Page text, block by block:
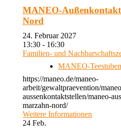
MANEO-
Nord
24. Februar 2027
13:30 - 16:30
Familien- und
MANEO-Teestuben
https://maneo.de/maneo-
arbeit/gewaltpraevention/
aussenkontaktstellen/maneo-
marzahn-nord/
Weitere Informationen
24 Feb.